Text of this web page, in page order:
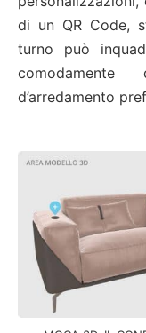
di un QR Code,
turno può
d’arredamento